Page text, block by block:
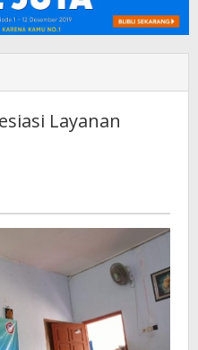
ApresiasiLayanan